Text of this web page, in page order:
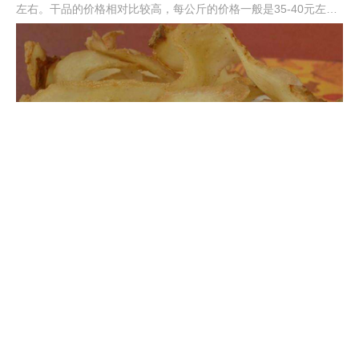
左右。干品的价格相对比较高，每公斤的价格一般是35-40元左
右。但是，产地不一样它的价格也是有很大区别的。还有，它的价
格也是分等级的，等级越高价格也就越贵。